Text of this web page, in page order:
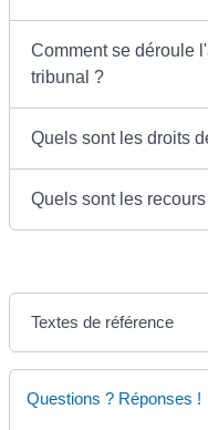
Comment se déroule
tribunal ?
Quels sont les droits
Quels sont les
Textes de référence
Questions ? Réponses !